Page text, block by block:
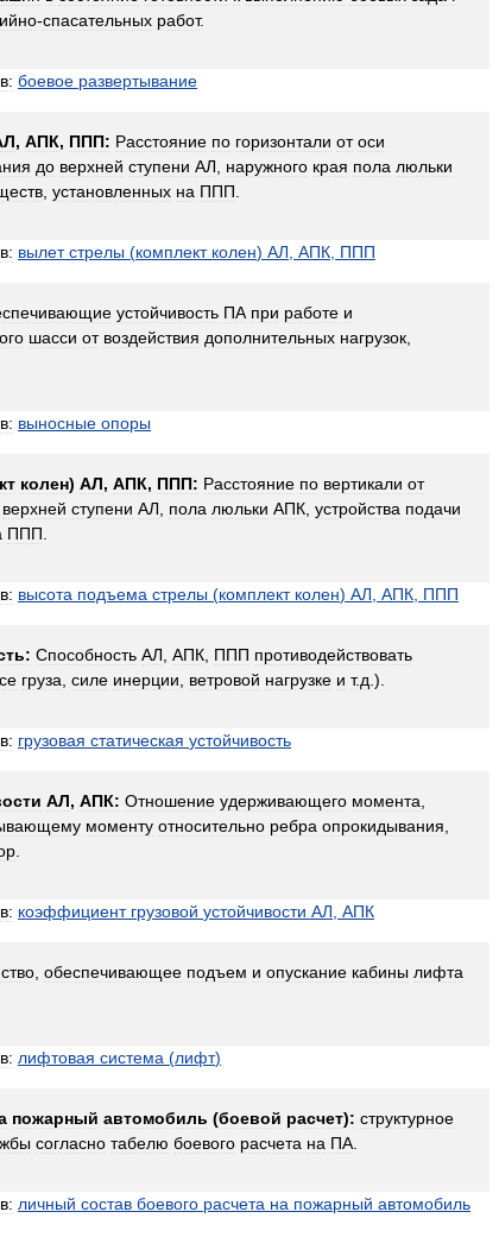
-спасательных работ.
боевое развертывание
, АПК, ППП: Расстояние по горизонтали от оси
до верхней ступени АЛ наружного края пола люльки
установленных на ППП
вылет стрелы (комплект колен) АЛ АПК ППП
устойчивость ПА при работе и
шасси от воздействия дополнительных нагрузок
выносные опоры
колен) АЛ, АПК, ППП: Расстояние по вертикали от
верхней ступени АЛ пола люльки АПК устройства подачи
ППП
высота подъема стрелы (комплект колен) АЛ АПК ППП
Способность АЛ АПК ППП противодействовать
груза силе инерции ветровой нагрузке и т.д .).
грузовая статическая устойчивость
АЛ, АПК: Отношение удерживающего момента
моменту относительно ребра опрокидывания
коэффициент грузовой устойчивости АЛ АПК
обеспечивающее подъем и опускание кабины лифта
лифтовая система (лифт)
пожарный автомобиль (боевой расчет): структурное
согласно табелю боевого расчета на ПА
личный состав боевого расчета на пожарный автомобиль